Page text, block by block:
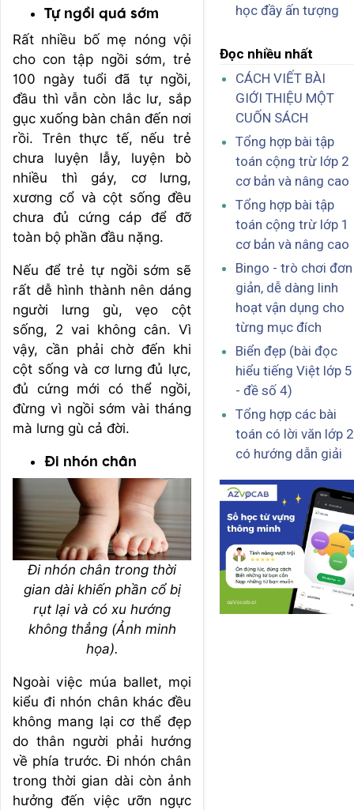
Tự ngồi quá sớm
Rất nhiều bố mẹ nóng vội
cho con tập ngồi sớm, trẻ
100 ngày tuổi đã tự ngồi,
đầu thì vẫn còn lắc lư, sắp
gục xuống bàn chân đến nơi
rồi. Trên thực tế, nếu trẻ
chưa luyện lẫy, luyện bò
nhiều thì gáy, cơ lưng,
xương cổ và cột sống đều
chưa đủ cứng cáp để đỡ
toàn bộ phần đầu nặng.
Nếu để trẻ tự ngồi sớm sẽ
rất dễ hình thành nên dáng
người lưng gù, vẹo cột
sống, 2 vai không cân. Vì
vậy, cần phải chờ đến khi
cột sống và cơ lưng đủ lực,
đủ cứng mới có thể ngồi,
đừng vì ngồi sớm vài tháng
mà lưng gù cả đời.
Đi nhón chân
Đi nhón chân trong thời
gian dài khiến phần cổ bị
rụt lại và có xu hướng
không thẳng (Ảnh minh
họa).
Ngoài việc múa ballet, mọi
kiểu đi nhón chân khác đều
không mang lại cơ thể đẹp
do thân người phải hướng
về phía trước. Đi nhón chân
trong thời gian dài còn ảnh
hưởng đến việc ưỡn ngực
học đầy ấn tượng
Đọc nhiều nhất
CÁCH VIẾT BÀI
GIỚI THIỆU MỘT
CUỐN SÁCH
Tổng hợp bài tập
toán cộng trừ lớp 2
cơ bản và nâng cao
Tổng hợp bài tập
toán cộng trừ lớp 1
cơ bản và nâng cao
Bingo - trò chơi đơn
giản, dễ dàng linh
hoạt vận dụng cho
từng mục đích
Biển đẹp (bài đọc
hiểu tiếng Việt lớp 5
- đề số 4)
Tổng hợp các bài
toán có lời văn lớp 2
có hướng dẫn giải